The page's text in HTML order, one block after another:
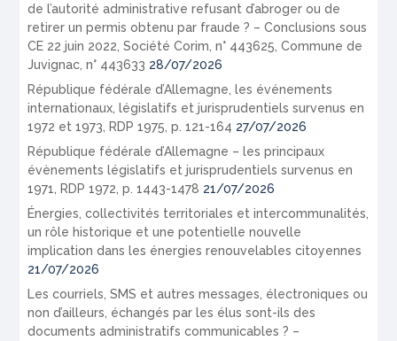
de l’autorité administrative refusant d’abroger ou de
retirer un permis obtenu par fraude ? – Conclusions sous
CE 22 juin 2022, Société Corim, n° 443625, Commune de
Juvignac, n° 443633 28/07/2026
République fédérale d’Allemagne, les événements
internationaux, législatifs et jurisprudentiels survenus en
1972 et 1973, RDP 1975, p. 121-164 27/07/2026
République fédérale d’Allemagne – les principaux
évènements législatifs et jurisprudentiels survenus en
1971, RDP 1972, p. 1443-1478 21/07/2026
Énergies, collectivités territoriales et intercommunalités,
un rôle historique et une potentielle nouvelle
implication dans les énergies renouvelables citoyennes
21/07/2026
Les courriels, SMS et autres messages, électroniques ou
non d’ailleurs, échangés par les élus sont-ils des
documents administratifs communicables ? –